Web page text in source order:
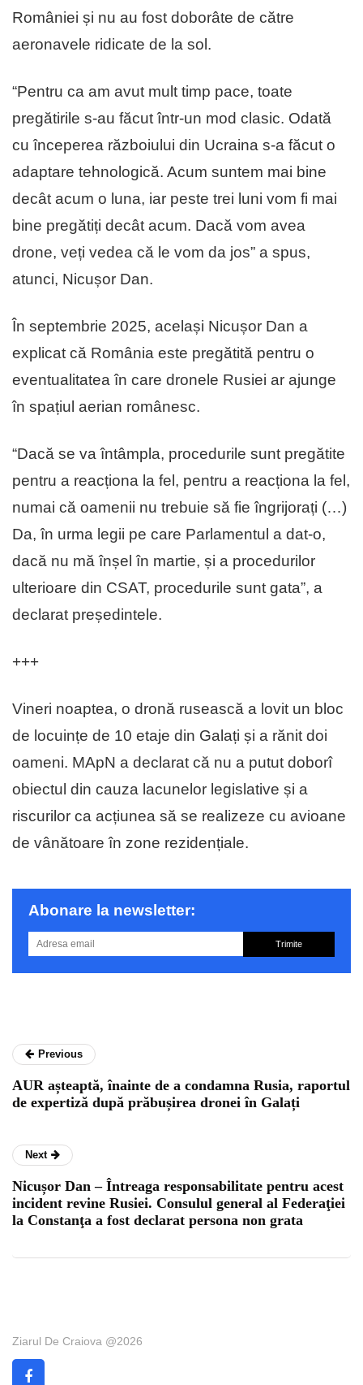
României și nu au fost doborâte de către
aeronavele ridicate de la sol.
“Pentru ca am avut mult timp pace, toate
pregătirile s-au făcut într-un mod clasic. Odată
cu începerea războiului din Ucraina s-a făcut o
adaptare tehnologică. Acum suntem mai bine
decât acum o luna, iar peste trei luni vom fi mai
bine pregătiți decât acum. Dacă vom avea
drone, veți vedea că le vom da jos” a spus,
atunci, Nicușor Dan.
În septembrie 2025, același Nicușor Dan a
explicat că România este pregătită pentru o
eventualitatea în care dronele Rusiei ar ajunge
în spațiul aerian românesc.
“Dacă se va întâmpla, procedurile sunt pregătite
pentru a reacționa la fel, pentru a reacționa la fel,
numai că oamenii nu trebuie să fie îngrijorați (…)
Da, în urma legii pe care Parlamentul a dat-o,
dacă nu mă înșel în martie, și a procedurilor
ulterioare din CSAT, procedurile sunt gata”, a
declarat președintele.
+++
Vineri noaptea, o dronă rusească a lovit un bloc
de locuințe de 10 etaje din Galați și a rănit doi
oameni. MApN a declarat că nu a putut doborî
obiectul din cauza lacunelor legislative și a
riscurilor ca acțiunea să se realizeze cu avioane
de vânătoare în zone rezidențiale.
Abonare la newsletter:
Trimite
Previous
AUR așteaptă, înainte de a condamna Rusia, raportul
de expertiză după prăbușirea dronei în Galați
Next
Nicușor Dan – Întreaga responsabilitate pentru acest
incident revine Rusiei. Consulul general al Federaţiei
la Constanţa a fost declarat persona non grata
Ziarul De Craiova @2026